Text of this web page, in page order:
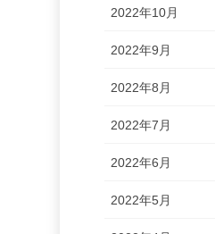
2022年10月
2022年9月
2022年8月
2022年7月
2022年6月
2022年5月